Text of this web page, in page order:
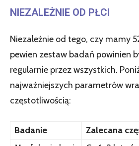
NIEZALEŻNIE OD PŁCI
Niezależnie od tego, czy mamy
pewien zestaw badań powinien
regularnie przez wszystkich.
najważniejszych parametrów
częstotliwością:
Badanie
Zalecana